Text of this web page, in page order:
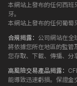
本網站上發布的任何西班
牙。
本網站上發布的任何葡萄
合規揭露： 公司網站在全
將依據您所在地區的監管
您存取、下載、傳播、分
高風險交易產品揭露：
能導致迅速虧損。保證金